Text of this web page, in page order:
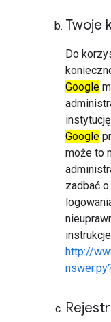
Twoje
Do
Google
Google
może to
zadbać
http://